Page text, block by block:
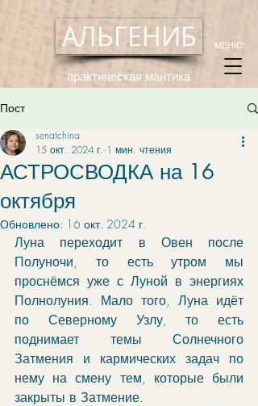
АЛЬГЕНИБ
практическая мантика
МЕНЮ:
Пост
АСТРОСВОДКА на 16
октября
senatchina
15 окт. 2024 г. 1 мин. чтения
Обновлено: 16 окт. 2024 г.
Луна переходит в Овен после
Полуночи, то есть утром мы
проснёмся уже с Луной в энергиях
Полнолуния. Мало того, Луна идёт
по Северному Узлу, то есть
поднимает темы Солнечного
Затмения и кармических задач по
нему на смену тем, которые были
закрыты в Затмение.